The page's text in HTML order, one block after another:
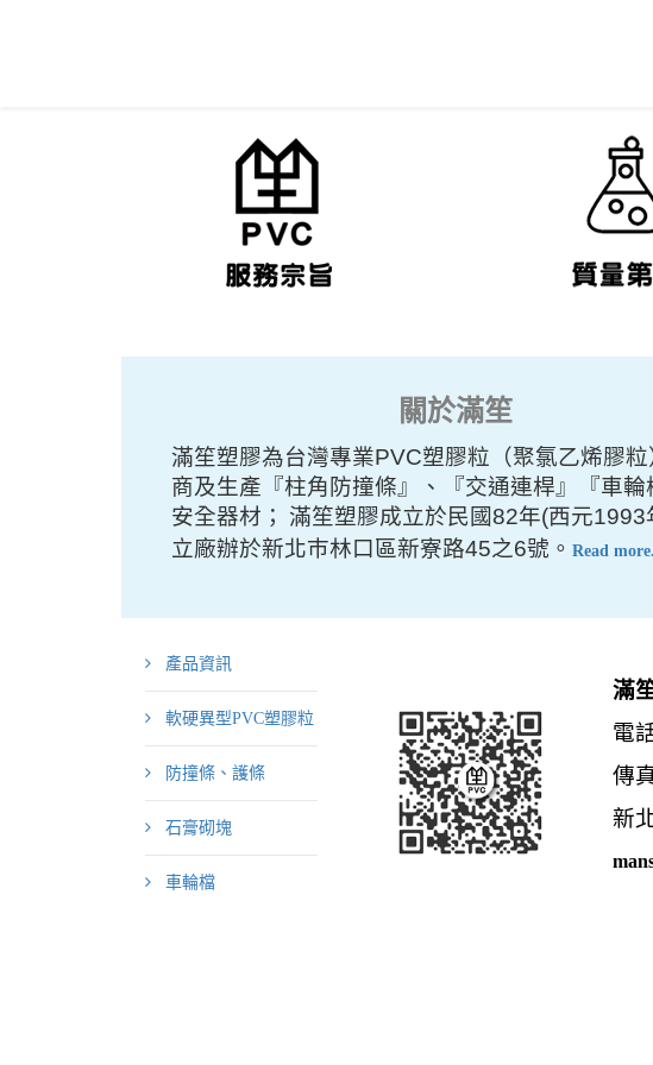
關於滿笙
滿笙塑膠為台灣專業PVC塑膠粒（聚氯乙烯膠粒
商及生產 『柱角防撞條』、『交通連桿』『車輪
安全器材；
滿笙塑膠成立於民國82年(西元1993
立廠辦於新北巿林口區新寮路45之6號。 Read
產品資訊
軟硬異型PVC塑膠粒
防撞條、護條
石膏砌塊
車輪檔
滿
電
傳
新